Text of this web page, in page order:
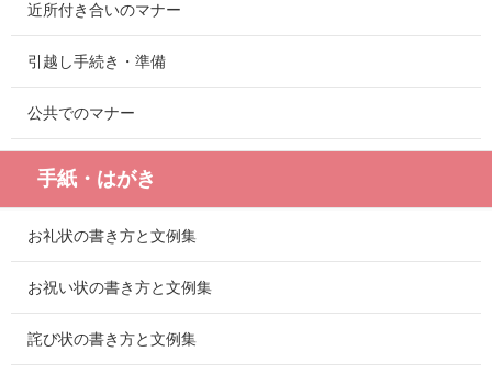
近所付き合いのマナー
引越し手続き・準備
公共でのマナー
手紙・はがき
お礼状の書き方と文例集
お祝い状の書き方と文例集
詫び状の書き方と文例集